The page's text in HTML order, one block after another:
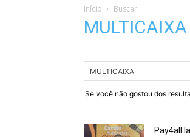
Início Buscar
MULTICAIXA
Se você não gostou dos
Pay4all